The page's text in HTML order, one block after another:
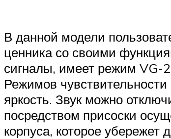
В данной модели
ценника со своими
сигналы, имеет режим VG-
Режимов
яркость. Звук можно
посредством присоски
корпуса, которое убережет